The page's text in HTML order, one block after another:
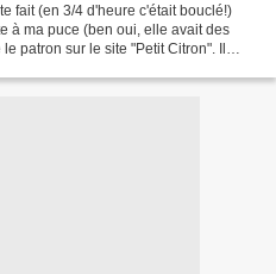
fait (en 3/4 d'heure c'était bouclé!)
à ma puce (ben oui, elle avait des
patron sur le site "Petit Citron". Il